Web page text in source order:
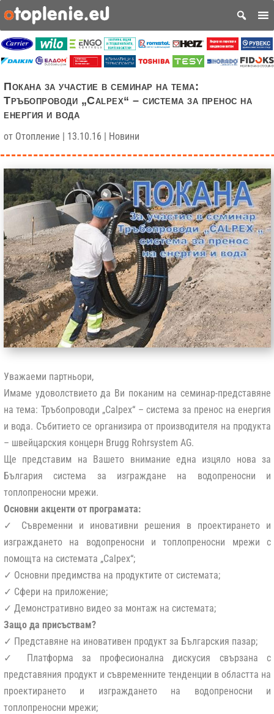
Покана за участие в семинар на тема:
Тръбопроводи „Calpex“ – система за пренос на
енергия и вода
от Отопление | 13.10.16 | Новини
Уважаеми партньори,
Имаме удоволствието да Ви поканим на семинар-представяне
на тема: Тръбопроводи „Calpex“ – система за пренос на енергия
и вода. Събитието се организира от производителя на продукта
– швейцарския концерн Brugg Rohrsystem AG.
Ще представим на Вашето внимание една изцяло нова за
България система за изграждане на водопреносни и
топлопреносни мрежи.
Основни акценти от програмата:
✓ Съвременни и иновативни решения в проектирането и
изграждането на водопреносни и топлопреносни мрежи с
помощта на системата „Calpex“;
✓ Основни предимства на продуктите от системата;
✓ Сфери на приложение;
✓ Демонстративно видео за монтаж на системата;
Защо да присъствам?
✓ Представяне на иновативен продукт за Българския пазар;
✓ Платформа за професионална дискусия свързана с
представяния продукт и съвременните тенденции в областта на
проектирането и изграждането на водопреносни и
топлопреносни мрежи;